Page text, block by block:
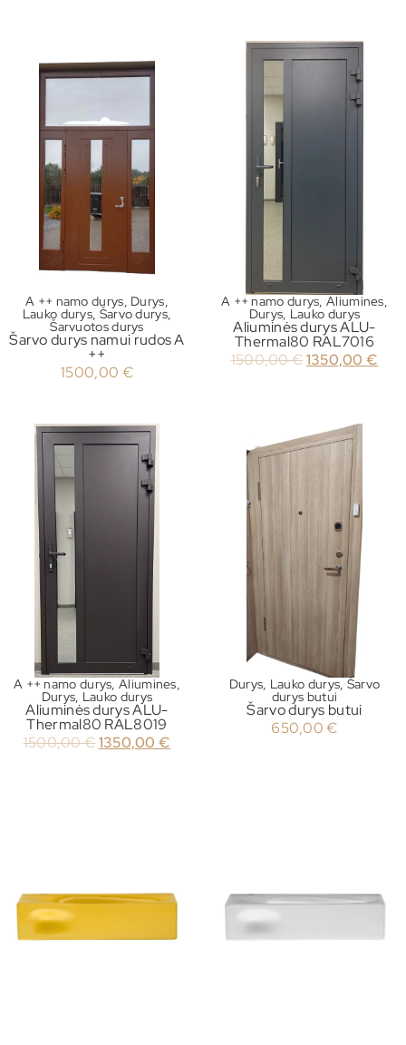
A ++ namo durys, Durys,
Lauko durys, Šarvo durys,
Šarvuotos durys
Šarvo durys namui rudos A
++
1500,00 €
A ++ namo durys,Aliumines,
Durys, Lauko durys
Aliuminės durys ALU-
Thermal80 RAL7016
1500,00€1350,00€
A ++ namo durys,Aliumines,
Durys, Lauko durys
Aliuminės durys ALU-
Thermal80 RAL8019
1500,00€1350,00€
Durys, Lauko durys, Šarvo
durys butui
Šarvo durys butui
650,00€